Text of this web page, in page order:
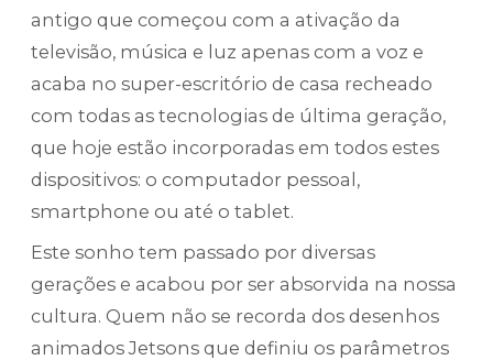
antigo que começou com a ativação da
televisão, música e luz apenas com a voz e
acaba no super-escritório de casa recheado
com todas as tecnologias de última geração,
que hoje estão incorporadas em todos estes
dispositivos: o computador pessoal,
smartphone ou até o tablet.
Este sonho tem passado por diversas
gerações e acabou por ser absorvida na nossa
cultura. Quem não se recorda dos desenhos
animados Jetsons que definiu os parâmetros